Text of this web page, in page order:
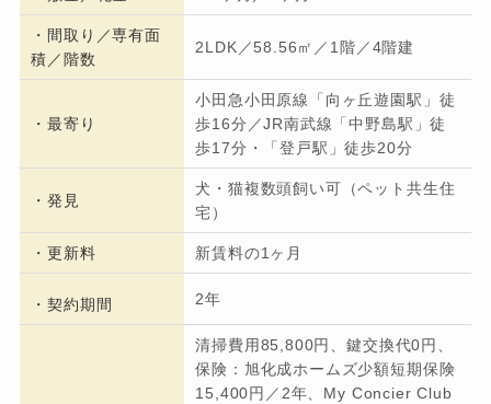
・間取り／専有面
積／階数
2LDK／58.56㎡／1階／4階建
・最寄り
小田急小田原線「向ヶ丘遊園駅」徒
歩16分／JR南武線「中野島駅」徒
歩17分・「登戸駅」徒歩20分
・発見
犬・猫複数頭飼い可（ペット共生住
宅）
・更新料 新賃料の1ヶ月
・契約期間 2年
清掃費用85,800円、鍵交換代0円、
保険：旭化成ホームズ少額短期保険
15,400円／2年、My Concier Club